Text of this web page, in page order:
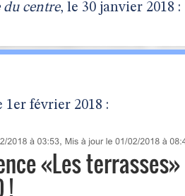
du centre, le 30 janvier 2018 :
1er février 2018 :